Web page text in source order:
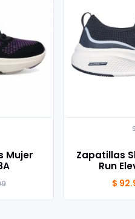
Mujer
Zapatillas
Run
$